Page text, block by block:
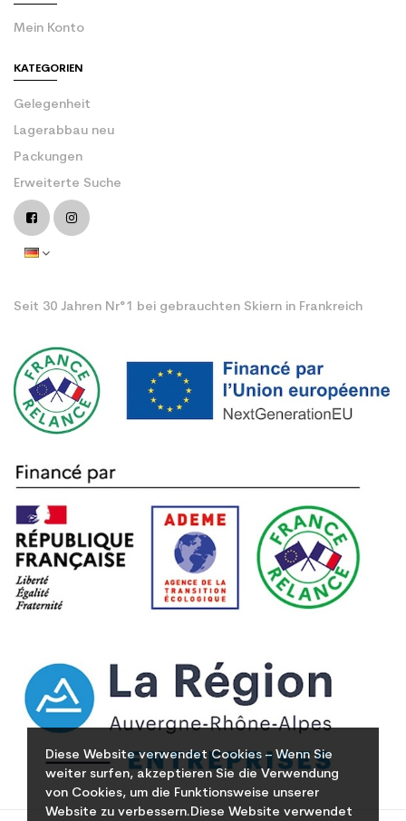
Diese Website verwendet Cookies – Wenn Sie
weiter surfen, akzeptieren Sie die Verwendung
von Cookies, um die Funktionsweise unserer
Website zu verbessern.Diese Website verwendet
Mein Konto
KATEGORIEN
Gelegenheit
Lagerabbau neu
Packungen
Erweiterte Suche
Seit 30 Jahren Nr°1 bei gebrauchten Skiern in Frankreich